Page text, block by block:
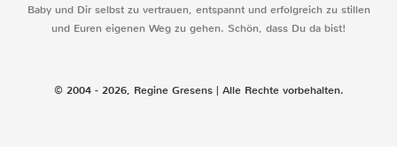
Baby und Dir selbst zu vertrauen, entspannt und erfolgreich zu stillen
und Euren eigenen Weg zu gehen. Schön, dass Du da bist!
© 2004 - 2026, Regine Gresens | Alle Rechte vorbehalten.